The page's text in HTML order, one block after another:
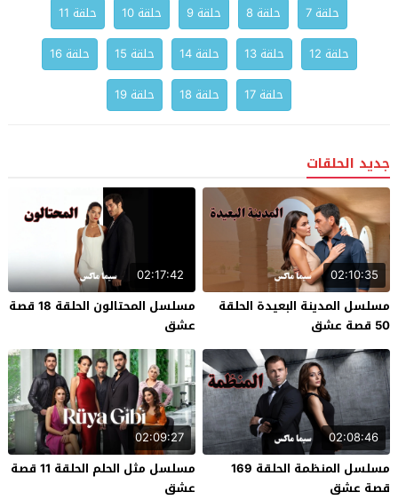
حلقة 7
حلقة 8 حلقة 9 حلقة 10
حلقة 11
حلقة 12
حلقة 13 حلقة 14 حلقة 15
حلقة 16
حلقة 17
حلقة 18 حلقة 19
جديد الحلقات
02:10:35
مسلسل المدينة البعيدة الحلقة
50 قصة عشق
02:17:42
مسلسل المحتالون الحلقة 18 قصة
عشق
02:08:46
مسلسل المنظمة الحلقة 169
قصة عشق
02:09:27
مسلسل مثل الحلم الحلقة 11 قصة
عشق